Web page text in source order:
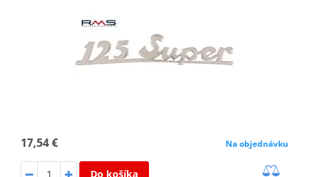
17,54 € Na objednávku
Do košíka